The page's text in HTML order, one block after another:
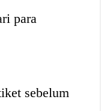
para
sebelum